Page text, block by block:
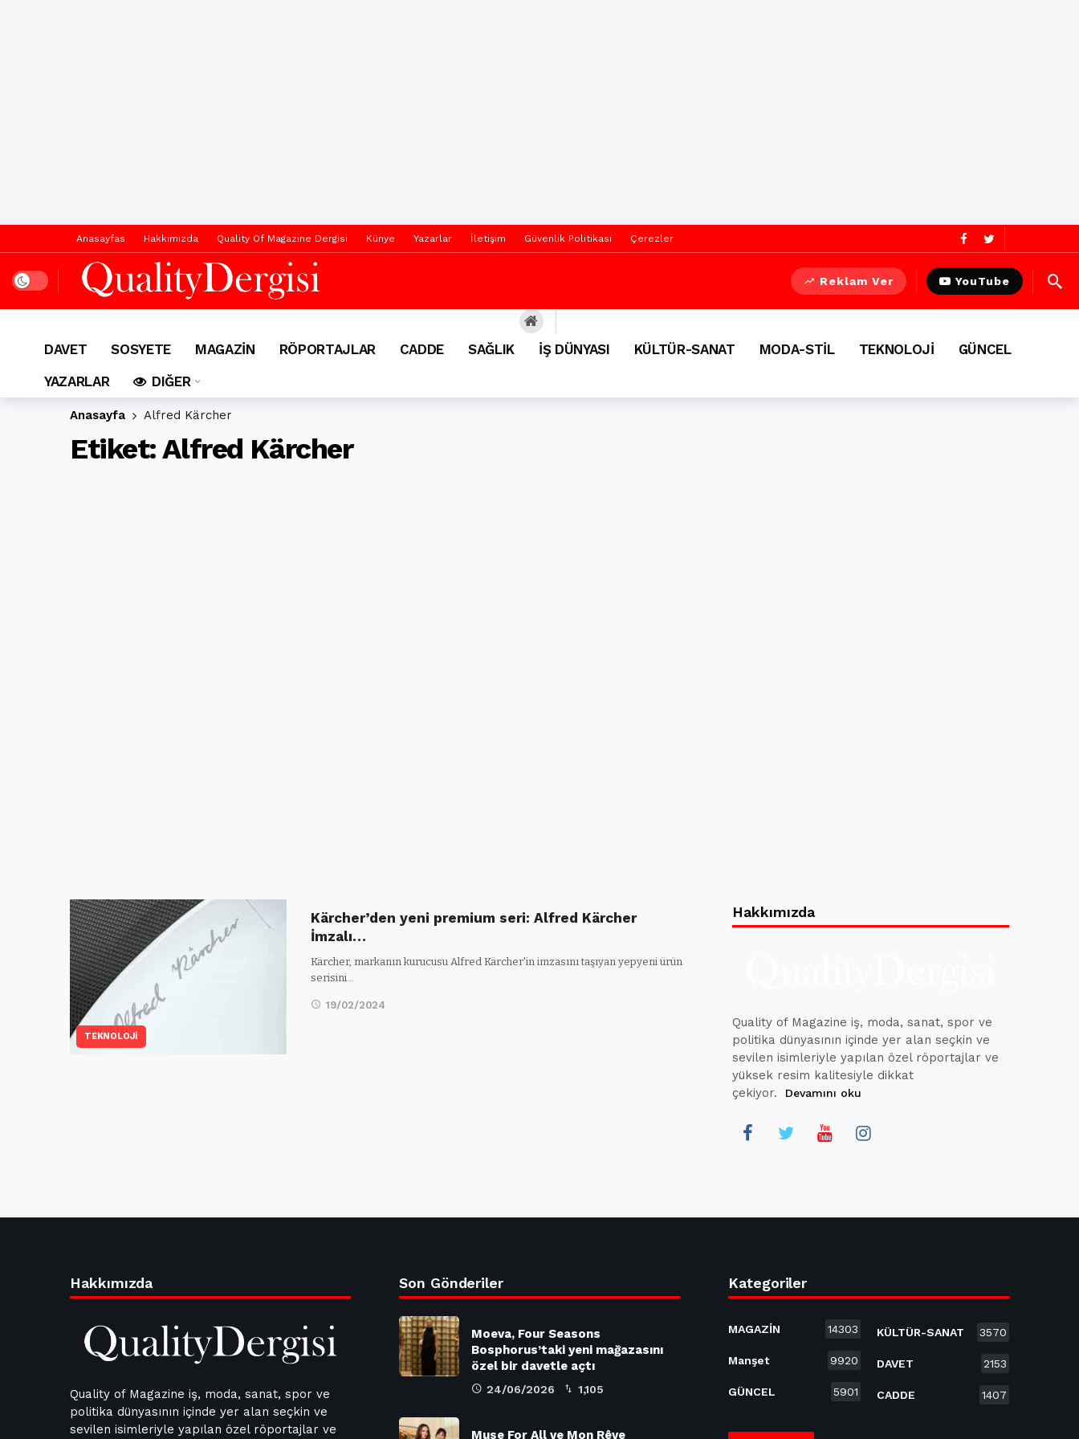
Anasayfas Hakkımızda Quality Of Magazine Dergisi Künye Yazarlar İletişim Güvenlik Politikası Çerezler
Dark mode Reklam Ver YouTube
DAVET SOSYETE MAGAZİN RÖPORTAJLAR CADDE SAĞLIK İŞ DÜNYASI KÜLTÜR-SANAT MODA-STİL TEKNOLOJİ
GÜNCEL
YAZARLAR
DIĞER
Anasayfa Alfred Kärcher
Etiket:Alfred Kärcher
TEKNOLOJİ
Kärcher’den yeni premium seri: Alfred Kärcher
İmzalı…
Kärcher, markanın kurucusu Alfred Kärcher'in imzasını taşıyan yepyeni ürün
serisini…
19/02/2024
Hakkımızda
Quality of Magazine iş, moda, sanat, spor ve
politika dünyasının içinde yer alan seçkin ve
sevilen isimleriyle yapılan özel röportajlar ve
yüksek resim kalitesiyle dikkat
çekiyor.
Devamını oku
Hakkımızda
Quality of Magazine iş, moda, sanat, spor ve
politika dünyasının içinde yer alan seçkin ve
sevilen isimleriyle yapılan özel röportajlar ve
Son Gönderiler
Moeva, Four Seasons
Bosphorus’taki yeni mağazasını
özel bir davetle açtı
24/06/2026 1,105
Muse For All ve Mon Rêve
Kategoriler
MAGAZİN 14303
Manşet 9920
GÜNCEL 5901
KÜLTÜR-SANAT 3570
DAVET 2153
CADDE 1407